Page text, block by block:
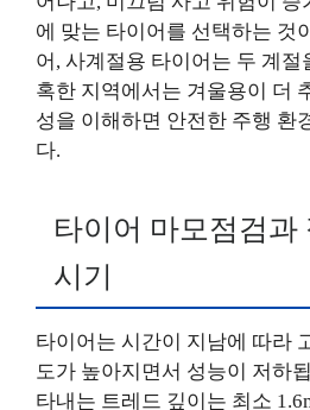
에 맞는 타이어를 선택하는 것
어, 사계절용 타이어는 두 계절
혹한 지역에서는 겨울용이 더
성을 이해하면 안전한 주행 환
다.
타이어 마모점검과
시기
타이어는 시간이 지남에 따라
도가 높아지면서 성능이 저하
타내는 트레드 깊이는 최소